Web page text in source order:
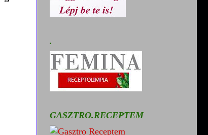
.
GASZTRO.RECEPTEM